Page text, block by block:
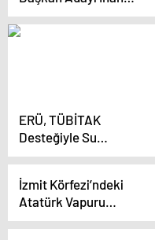
Güney kentsel
dönüşüme vurgu yaptı
ERÜ, TÜBİTAK
Desteğiyle Su
Çerenkov Dedektörü
İzmit Körfezi’ndeki
Atatürk Vapuru
Elektrikli Batarya ile